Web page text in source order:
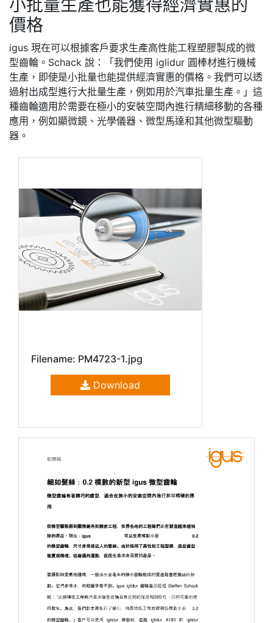
小批量生產也能獲得經濟實惠的
價格
igus 現在可以根據客戶要求生產高性能工程塑膠製成的微
型齒輪。Schack 說：「我們使用 iglidur 圓棒材進行機械
生產，即使是小批量也能提供經濟實惠的價格。我們可以透
過射出成型進行大批量生產，例如用於汽車批量生產。」這
種齒輪適用於需要在極小的安裝空間內進行精細移動的各種
應用，例如顯微鏡、光學儀器、微型馬達和其他微型驅動
器。
Filename: PM4723-1.jpg
Download